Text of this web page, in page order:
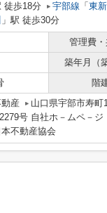
徒歩18分 宇部線 「 東新
」駅 徒歩30分
管理費
築年月（
階
産 山口県宇部市寿町
2279号 自社ホ－ムペ
不動産協会